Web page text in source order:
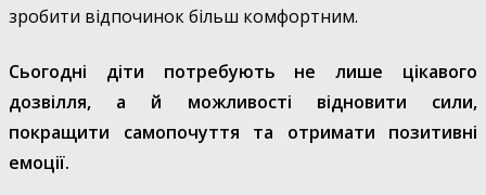
зробити відпочинок більш комфортним.
Сьогодні діти потребують не лише цікавого
дозвілля, а й можливості відновити сили,
покращити самопочуття та отримати позитивні
емоції.